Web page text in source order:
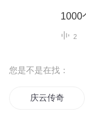
1000
2
您是不是在找：
庆云传奇